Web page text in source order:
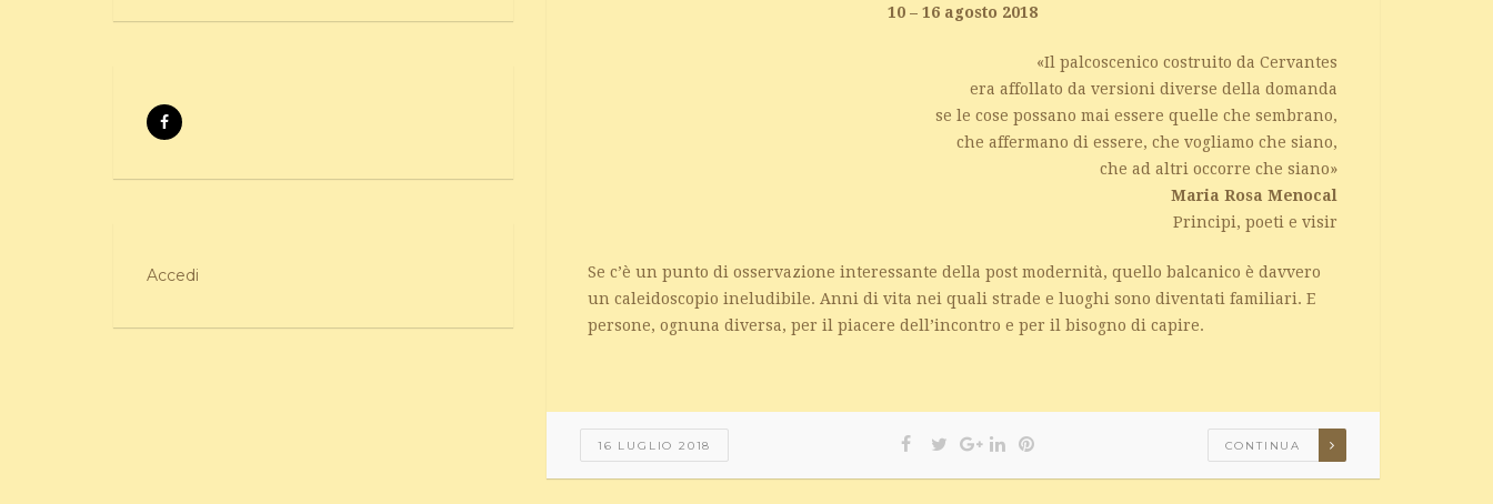
10 – 16 agosto 2018
«Il palcoscenico costruito da Cervantes
era affollato da versioni diverse della domanda
se le cose possano mai essere quelle che sembrano,
che affermano di essere, che vogliamo che siano,
che ad altri occorre che siano»
Maria Rosa Menocal
Principi, poeti e visir
Se c’è un punto di osservazione interessante della post modernità, quello balcanico è davvero
un caleidoscopio ineludibile. Anni di vita nei quali strade e luoghi sono diventati familiari. E
persone, ognuna diversa, per il piacere dell’incontro e per il bisogno di capire.
16 LUGLIO 2018 CONTINUA
Accedi